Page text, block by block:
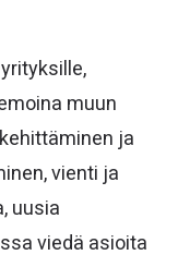
muun
ja
vienti ja
uusia
viedä asioita